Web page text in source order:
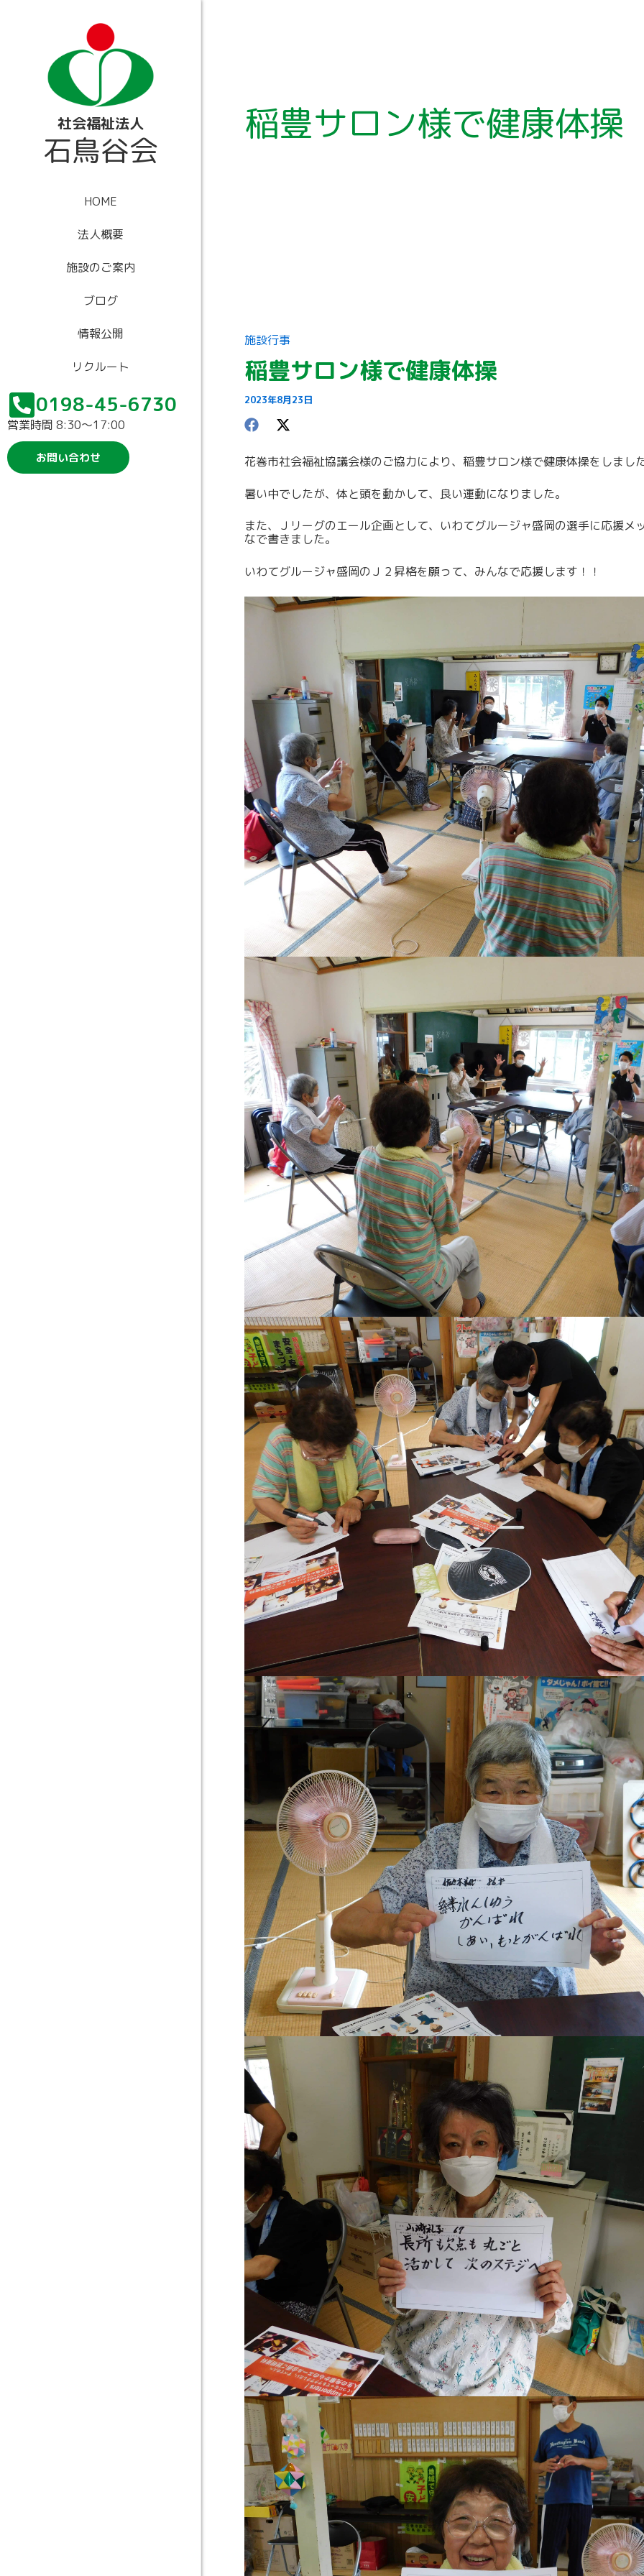
社会福祉法人
石鳥谷会
HOME
法人概要
施設のご案内
ブログ
情報公開
リクルート
0198-45-6730
営業時間 8:30〜17:00
お問い合わせ
稲豊サロン様で健康体操
施設行事
稲豊サロン様で健康体操
2023年8月23日
花巻市社会福祉協議会様のご協力により、稲豊サロン様で健康体操をしまし
暑い中でしたが、体と頭を動かして、良い運動になりました。
また、Ｊリーグのエール企画として、いわてグルージャ盛岡の選手に応援メ
なで書きました。
いわてグルージャ盛岡のＪ２昇格を願って、みんなで応援します！！